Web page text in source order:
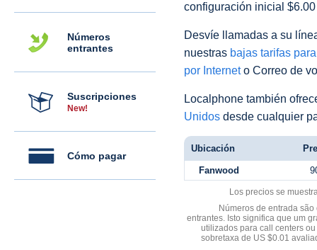
Números
entrantes
Suscripciones
New!
Cómo pagar
configuración inicial
Desvíe llamadas a su
nuestras bajas tarifas
por Interneto Correo de
Localphone también
Unidos desde cualquier
Ubicación
Fanwood
Los precios se
Números de entrada
entrantes. Isto significa que um
utilizados para call centers
sobretaxa de US $0.01